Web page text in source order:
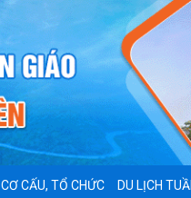
CƠ CẤU, TỔ CHỨC DU LỊCH